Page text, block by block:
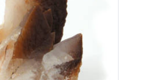
Calcite de Chine
100